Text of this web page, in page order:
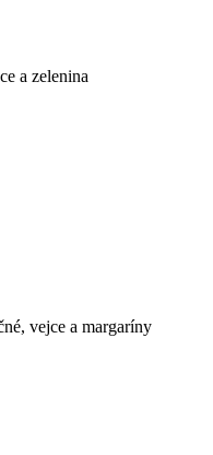
a zelenina
vejce a margaríny